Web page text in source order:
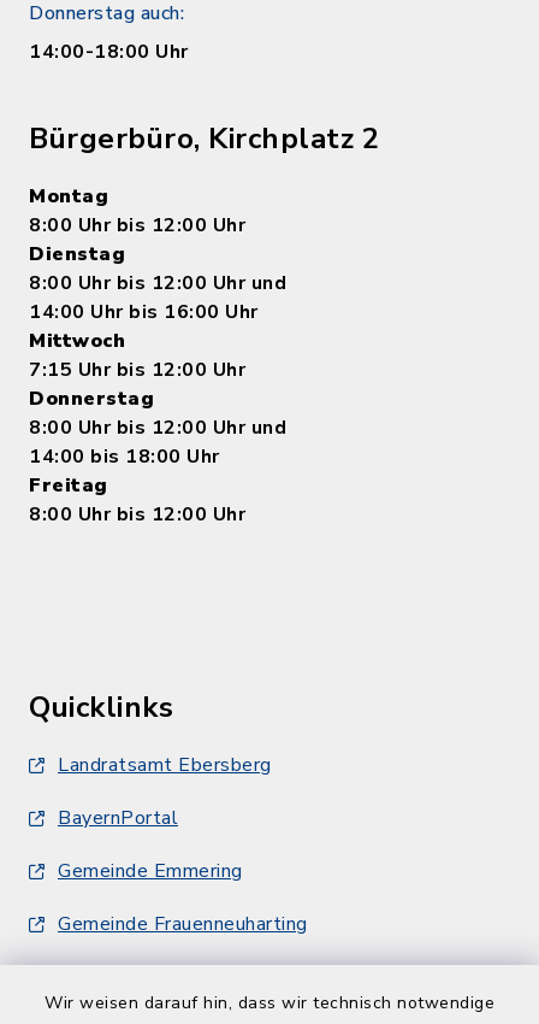
Wir weisen darauf hin, dass wir technisch notwendige
Donnerstag auch:
14:00-18:00 Uhr
Bürgerbüro, Kirchplatz 2
Montag
8:00 Uhr bis 12:00 Uhr
Dienstag
8:00 Uhr bis 12:00 Uhr und
14:00 Uhr bis 16:00 Uhr
Mittwoch
7:15 Uhr bis 12:00 Uhr
Donnerstag
8:00 Uhr bis 12:00 Uhr und
14:00 bis 18:00 Uhr
Freitag
8:00 Uhr bis 12:00 Uhr
Quicklinks
Landratsamt Ebersberg
BayernPortal
Gemeinde Emmering
Gemeinde Frauenneuharting